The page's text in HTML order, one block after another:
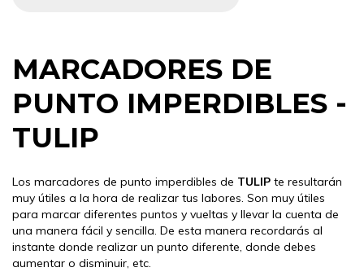
MARCADORES DE
PUNTO IMPERDIBLES -
TULIP
Los marcadores de punto imperdibles de TULIP te resultarán
muy útiles a la hora de realizar tus labores. Son muy útiles
para marcar diferentes puntos y vueltas y llevar la cuenta de
una manera fácil y sencilla. De esta manera recordarás al
instante donde realizar un punto diferente, donde debes
aumentar o disminuir, etc.